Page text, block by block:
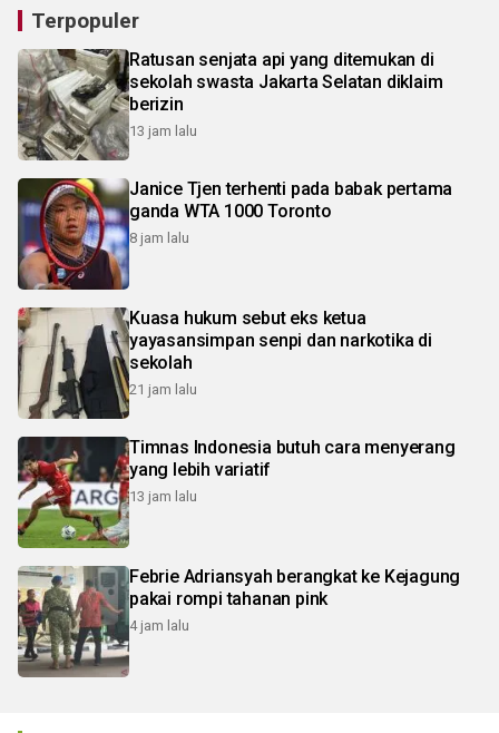
Terpopuler
Ratusan senjata api yang ditemukan di
sekolah swasta Jakarta Selatan diklaim
berizin
13 jam lalu
Janice Tjen terhenti pada babak pertama
ganda WTA 1000 Toronto
8 jam lalu
Kuasa hukum sebut eks ketua
yayasansimpan senpi dan narkotika di
sekolah
21 jam lalu
Timnas Indonesia butuh cara menyerang
yang lebih variatif
13 jam lalu
Febrie Adriansyah berangkat ke Kejagung
pakai rompi tahanan pink
4 jam lalu